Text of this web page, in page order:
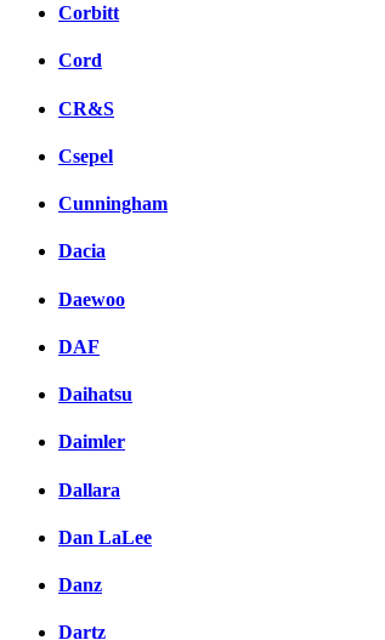
Corbitt
Cord
CR&S
Csepel
Cunningham
Dacia
Daewoo
DAF
Daihatsu
Daimler
Dallara
Dan LaLee
Danz
Dartz